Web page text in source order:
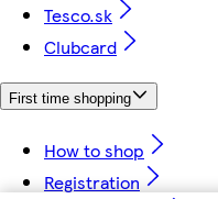
Tesco.sk
Clubcard
First time shopping
How to shop
Registration